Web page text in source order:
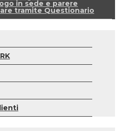
in sede e parere
tramite Questionario